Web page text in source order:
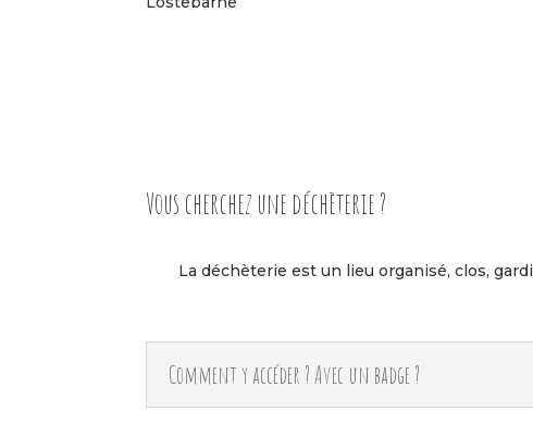
Vous cherchez une déchèterie ?
La déchèterie est un lieu organisé, clos,
Comment y accéder ? Avec un badge ?